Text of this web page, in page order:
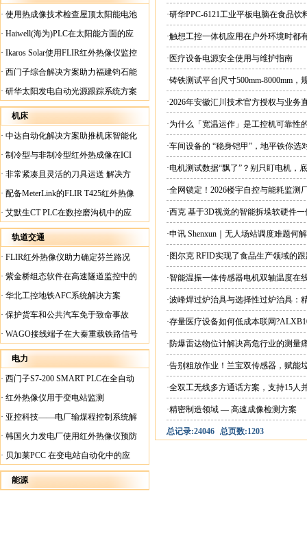
· 使用热成像技术检查屋顶太阳能电池
板
· Haiwell(海为)PLC在太阳能方面的应
用
· Ikaros Solar使用FLIR红外热像仪监控
已装太阳能电池板
· 西门子综合解决方案助力福建钧石能
源飞速发展
· 研华太阳发电自动光源跟踪系统方案
机床
· 中达自动化解决方案助推机床智能化
升级
· 制冷型与非制冷型红外热成像在ICI
工厂内完美配合
· 非常紧凑且灵活的刀具运送 解决方
案
· 配备MeterLink的FLIR T425红外热像
仪帮助Medite Europe Ltd加快红外检测
工作速度
· 艾默生CT PLC在数控磨沟机中的应
用
轨道交通
· FLIR红外热像仪助力确定芬兰路况
· 紫金桥组态软件在高速隧道监控中的
应用
· 华北工控地铁AFC系统解决方案
· 保护货车和公共汽车免于致命事故
· WAGO接线端子在大秦重载铁路信号
楼设备中的应用
电力
· 西门子S7-200 SMART PLC在全自动
蓄电池短路内阻检测机上的应用
· 红外热像仪用于变电站监测
· 亚控科技——电厂输煤程控制系统解
决方案
· 韩国火力发电厂使用红外热像仪预防
火灾
· 贝加莱PCC 在变电站自动化中的应
用
能源
·研华PPC-6121工业平板电脑在食品
·触想工控一体机应用在户外环境时都
·医疗设备电源安全使用与维护指南
·铸铁测试平台|尺寸500mm-8000mm，
·2026年安徽汇川技术官方授权与业务
现货直供平台
·为什么「宽温运作」是工控机可靠性
·车间设备的 “稳身铠甲”，地平铁你选
·电机测试数据“飘了”？别只盯电机，
·全网锁定！2026楼宇自控与能耗监
·西克 基于3D视觉的智能拆垛软硬件
·申讯 Shenxun｜无人场站调度难题何
·图尔克 RFID实现了食品生产领域的
·智能温振一体传感器电机双轴温度在
·波峰焊过炉治具与选择性过炉治具：
·存量医疗设备如何低成本联网
·防爆雷达物位计解决高危行业的测量
·告别粗放作业！兰宝双传感器，赋能
·全双工无线多方通话方案，支持15人
·精密制造领域 — 高速成像检测方案
总记录:24046 总页数:1203